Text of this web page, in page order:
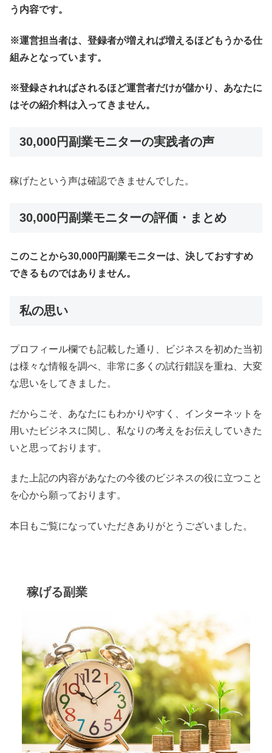
う内容です。
※運営担当者は、登録者が増えれば増えるほどもうかる仕
組みとなっています。
※登録されればされるほど運営者だけが儲かり、あなたに
はその紹介料は入ってきません。
30,000円副業モニターの実践者の声
稼げたという声は確認できませんでした。
30,000円副業モニターの評価・まとめ
このことから30,000円副業モニターは、決しておすすめ
できるものではありません。
私の思い
プロフィール欄でも記載した通り、ビジネスを初めた当初
は様々な情報を調べ、非常に多くの試行錯誤を重ね、大変
な思いをしてきました。
だからこそ、あなたにもわかりやすく、インターネットを
用いたビジネスに関し、私なりの考えをお伝えしていきた
いと思っております。
また上記の内容があなたの今後のビジネスの役に立つこと
を心から願っております。
本日もご覧になっていただきありがとうございました。
稼げる副業